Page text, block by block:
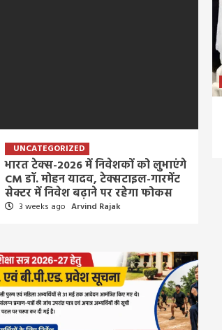
UNCATEGORIZED
भारत टेक्स-2026 में निवेशकों को लुभाएंगे
CM डॉ. मोहन यादव, टेक्सटाइल-गारमेंट
सेक्टर में निवेश बढ़ाने पर रहेगा फोकस
3 weeks ago Arvind Rajak
और संगीता का तलाक मामला खत्म, पत्नी
जानें कोर्ट में क्या हुआ
Arvind Rajak